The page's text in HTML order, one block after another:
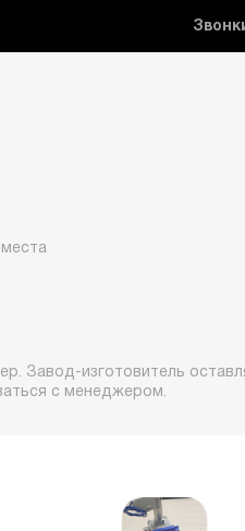
Завод-изготовитель
с менеджером.